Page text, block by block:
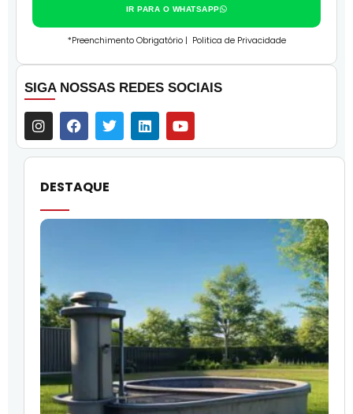
IR PARA O WHATSAPP
*Preenchimento Obrigatório | Politica de Privacidade
SIGA NOSSAS REDES SOCIAIS
DESTAQUE